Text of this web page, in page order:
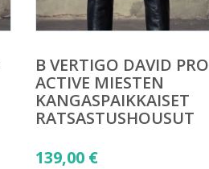
B VERTIGO DAVID PRO
ACTIVE MIESTEN
KANGASPAIKKAISET
RATSASTUSHOUSUT
139,00 €